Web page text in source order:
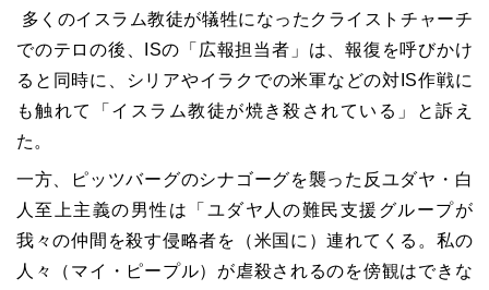
多くのイスラム教徒が犠牲になったクライストチャーチ
でのテロの後、ISの「広報担当者」は、報復を呼びかけ
ると同時に、シリアやイラクでの米軍などの対IS作戦に
も触れて「イスラム教徒が焼き殺されている」と訴え
た。
一方、ピッツバーグのシナゴーグを襲った反ユダヤ・白
人至上主義の男性は「ユダヤ人の難民支援グループが
我々の仲間を殺す侵略者を（米国に）連れてくる。私の
人々（マイ・ピープル）が虐殺されるのを傍観はできな